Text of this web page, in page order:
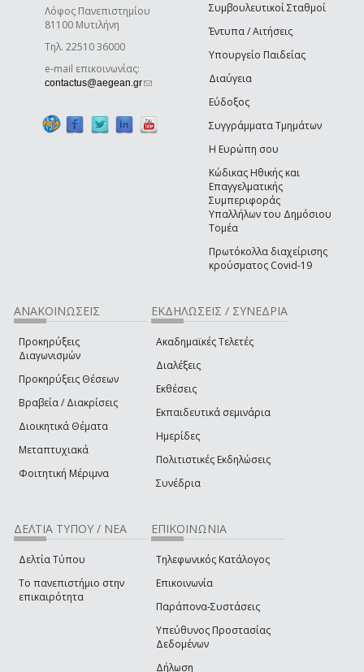
Λόφος Πανεπιστημίου
81100 Μυτιλήνη
Τηλ. 22510 36000
e-mail επικοινωνίας:
contactus@aegean.gr(link sends e-mail)
Συμβουλευτικοί Σταθμοί
Έντυπα / Αιτήσεις
Υπουργείο Παιδείας
Διαύγεια
Εύδοξος
Συγγράμματα Τμημάτων
Η Ευρώπη σου
Κώδικας Ηθικής και
Επαγγελματικής
Συμπεριφοράς
Υπαλλήλων του Δημόσιου
Τομέα
Πρωτόκολλα διαχείρισης
κρούσματος Covid-19
ΑΝΑΚΟΙΝΩΣΕΙΣ
Προκηρύξεις
Διαγωνισμών
Προκηρύξεις Θέσεων
Βραβεία / Διακρίσεις
Διοικητικά Θέματα
Μεταπτυχιακά
Φοιτητική Μέριμνα
ΕΚΔΗΛΩΣΕΙΣ / ΣΥΝΕΔΡΙΑ
Ακαδημαϊκές Τελετές
Διαλέξεις
Εκθέσεις
Εκπαιδευτικά σεμινάρια
Ημερίδες
Πολιτιστικές Εκδηλώσεις
Συνέδρια
ΔΕΛΤΙΑ ΤΥΠΟΥ / ΝΕΑ
Δελτία Τύπου
Το πανεπιστήμιο στην
επικαιρότητα
ΕΠΙΚΟΙΝΩΝΙΑ
Τηλεφωνικός Κατάλογος
Επικοινωνία
Παράπονα-Συστάσεις
Υπεύθυνος Προστασίας
Δεδομένων
Δήλωση